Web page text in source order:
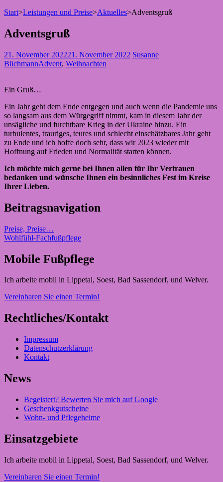
Start>Leistungen und Preise>Aktuelles>Adventsgruß
Adventsgruß
21. November 202221. November 2022 Susanne
BüchmannAdvent, Weihnachten
Ein Gruß…
Ein Jahr geht dem Ende entgegen und auch wenn die Pandemie uns
so langsam aus dem Würgegriff nimmt, kam in diesem Jahr der
unsägliche und furchtbare Krieg in der Ukraine hinzu. Ein
turbulentes, trauriges, teures und schlecht einschätzbares Jahr geht
zu Ende und ich hoffe doch sehr, dass wir 2023 wieder mit
Hoffnung auf Frieden und Normalität starten können.
Ich möchte mich gerne bei Ihnen allen für Ihr Vertrauen
bedanken und wünsche Ihnen ein besinnliches Fest im Kreise
Ihrer Lieben.
Beitragsnavigation
Preise, Preise…
Wohlfühl-Fachfußpflege
Mobile Fußpflege
Ich arbeite mobil in Lippetal, Soest, Bad Sassendorf, und Welver.
Vereinbaren Sie einen Termin!
Rechtliches/Kontakt
Impressum
Datenschutzerklärung
Kontakt
News
Begeistert? Bewerten Sie mich auf Google
Geschenkgutscheine
Wohn- und Pflegeheime
Einsatzgebiete
Ich arbeite mobil in Lippetal, Soest, Bad Sassendorf, und Welver.
Vereinbaren Sie einen Termin!